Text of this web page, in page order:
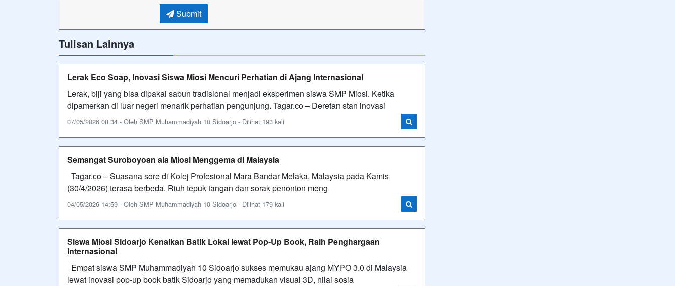
Submit
Tulisan Lainnya
Lerak Eco Soap, Inovasi Siswa Miosi Mencuri Perhatian di Ajang Internasional
Lerak, biji yang bisa dipakai sabun tradisional menjadi eksperimen siswa SMP Miosi. Ketika
dipamerkan di luar negeri menarik perhatian pengunjung. Tagar.co – Deretan stan inovasi
07/05/2026 08:34 - Oleh SMP Muhammadiyah 10 Sidoarjo - Dilihat 193 kali
Semangat Suroboyoan ala Miosi Menggema di Malaysia
Tagar.co – Suasana sore di Kolej Profesional Mara Bandar Melaka, Malaysia pada Kamis
(30/4/2026) terasa berbeda. Riuh tepuk tangan dan sorak penonton meng
04/05/2026 14:59 - Oleh SMP Muhammadiyah 10 Sidoarjo - Dilihat 179 kali
Siswa Miosi Sidoarjo Kenalkan Batik Lokal lewat Pop-Up Book, Raih Penghargaan
Internasional
Empat siswa SMP Muhammadiyah 10 Sidoarjo sukses memukau ajang MYPO 3.0 di Malaysia
lewat inovasi pop-up book batik Sidoarjo yang memadukan visual 3D, nilai sosia